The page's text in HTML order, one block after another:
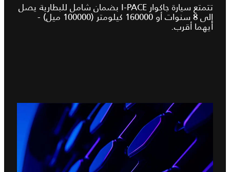
تتمتع سيارة جاكوار I-PACE بضمان شامل للبطارية يصل
إلى 8 سنوات أو 160000 كيلومتر (100000 ميل) -
أيهما أقرب.